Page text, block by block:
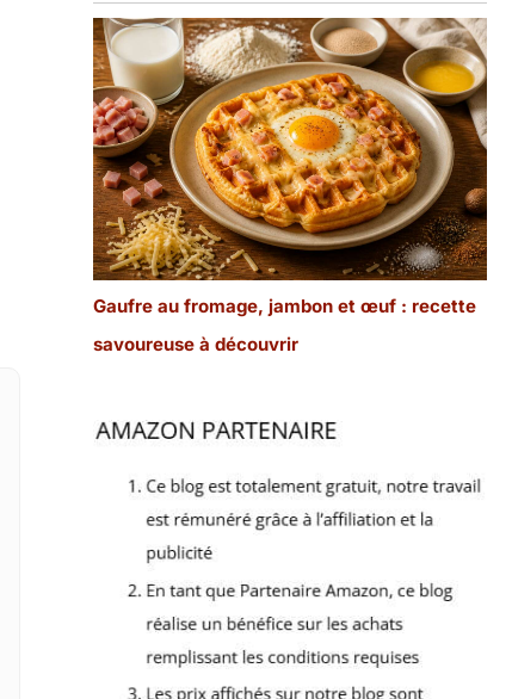
Gaufre au fromage, jambon et œuf : recette
savoureuse à découvrir